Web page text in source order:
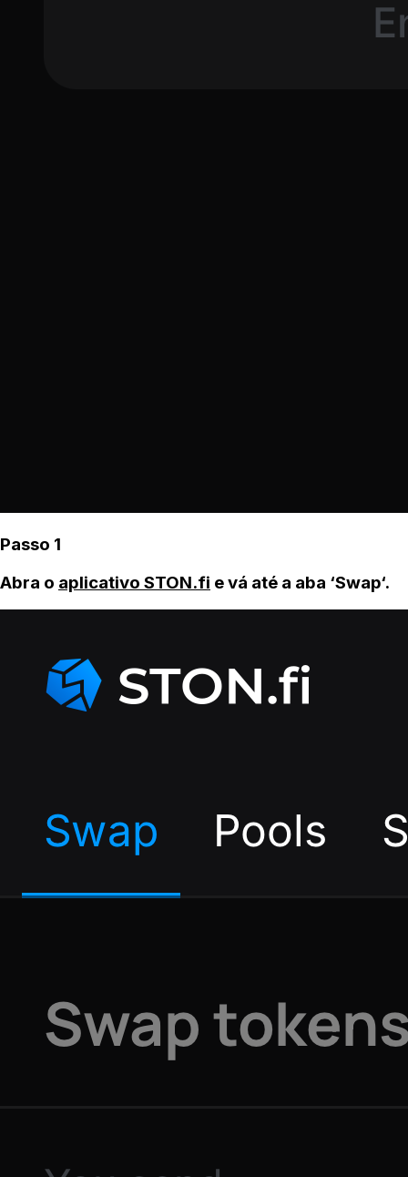
Passo 1
Abra o aplicativo STON.fi e vá até a aba ‘Swap‘.